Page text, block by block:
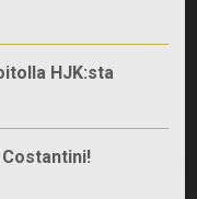
HJK:sta